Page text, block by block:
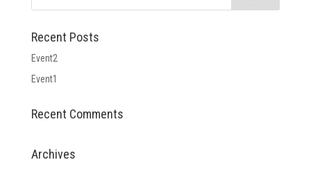
Recent Posts
Event2
Event1
Recent Comments
Archives